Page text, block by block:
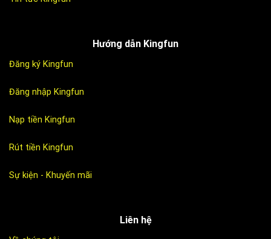
Hướng dẫn Kingfun
Đăng ký Kingfun
Đăng nhập Kingfun
Nạp tiền Kingfun
Rút tiền Kingfun
Sự kiện - Khuyến mãi
Liên hệ